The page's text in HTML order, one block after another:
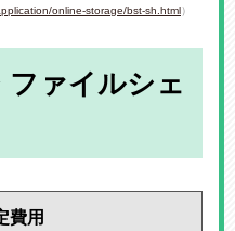
online-storage/bst-sh.html）
ァイルシェ
費用